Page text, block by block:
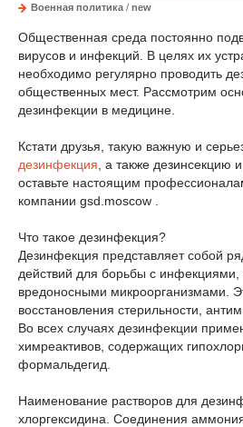
Военная политика / new
Общественная среда постоянно
вирусов и инфекций. В целях их
необходимо регулярно проводить
общественных мест. Рассмотрим
дезинфекции в медицине.
Кстати друзья, такую важную и
дезинфекция , а также дезинсекцию
оставьте настоящим
компании gsd.moscow .
Что такое дезинфекция?
Дезинфекция представляет собой
действий для борьбы с инфекциями,
вредоносными микроорганизмами.
восстановления стерильности,
Во всех случаях дезинфекции
химреактивов, содержащих
формальдегид.
Наименование растворов для
хлоргексидина. Соединения